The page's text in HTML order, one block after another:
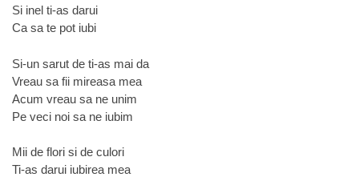
Si inel ti-as darui
Ca sa te pot iubi
Si-un sarut de ti-as mai da
Vreau sa fii mireasa mea
Acum vreau sa ne unim
Pe veci noi sa ne iubim
Mii de flori si de culori
Ti-as darui iubirea mea